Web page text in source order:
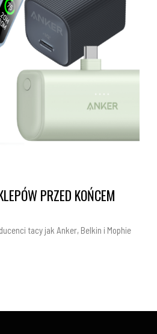
PRZED KOŃCEM
tacy jak Anker, Belkin i Mophie